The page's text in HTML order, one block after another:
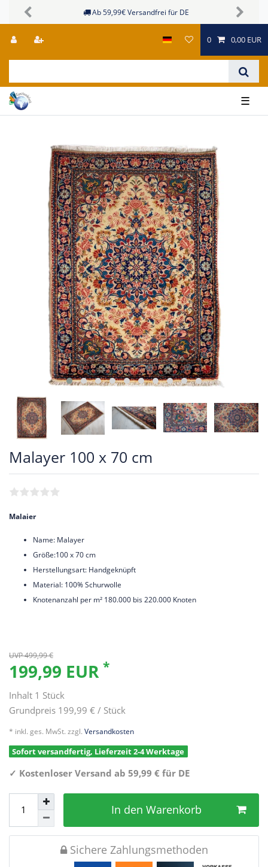
Ab 59,99€ Versandfrei für DE
Previous Next
0 0,00 EUR
☰
Malayer 100 x 70 cm
Malaier
Name: Malayer
Größe:100 x 70 cm
Herstellungsart: Handgeknüpft
Material: 100% Schurwolle
Knotenanzahl per m² 180.000 bis 220.000 Knoten
UVP 499,99 €
199,99 EUR *
Inhalt 1 Stück
Grundpreis 199,99 € / Stück
* inkl. ges. MwSt. zzgl. Versandkosten
Sofort versandfertig, Lieferzeit 2-4 Werktage
✓ Kostenloser Versand ab 59,99 € für DE
In den Warenkorb
Sichere Zahlungsmethoden